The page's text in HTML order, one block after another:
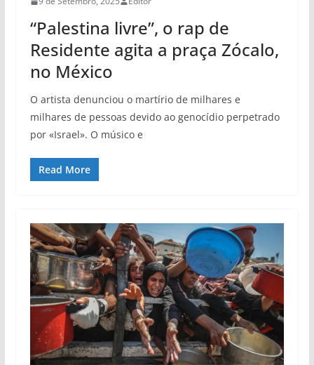
“Palestina livre”, o rap de
Residente agita a praça Zócalo,
no México
O artista denunciou o martírio de milhares e
milhares de pessoas devido ao genocídio perpetrado
por «Israel». O músico e
Read More